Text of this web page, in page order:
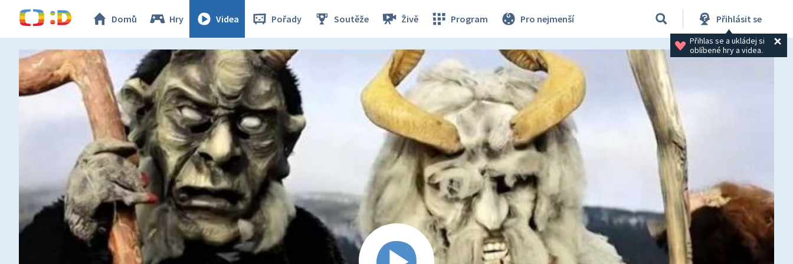
Domů Hry Videa Pořady Soutěže Živě Program Pro nejmenší Přihlásit se
Přihlas se a ukládej si
oblíbené hry a videa.